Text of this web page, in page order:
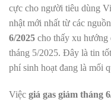
cực cho người tiêu dùng
nhật mới nhất từ các
6/2025 cho thấy xu hướng
tháng 5/2025. Đây là tin
phí sinh hoạt đang là mối
Việc giá gas giảm tháng